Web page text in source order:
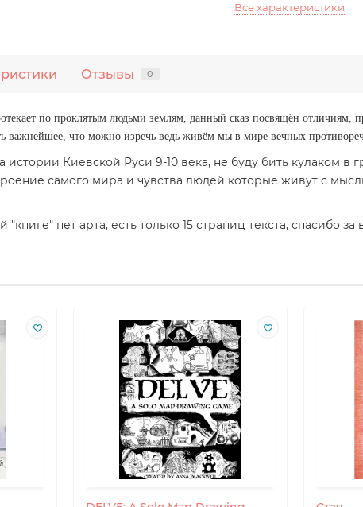
Все характеристики
Отзывы 0
по проклятым людьми землям, данный сказ посвящён отличиям,
важнейшее, что можно изречь ведь живём мы в мире вечных
истории Киевской Руси 9-10 века, не буду бить кулаком в
самого мира и чувства людей которые живут с
нет арта, есть только 15 страниц текста, спасибо